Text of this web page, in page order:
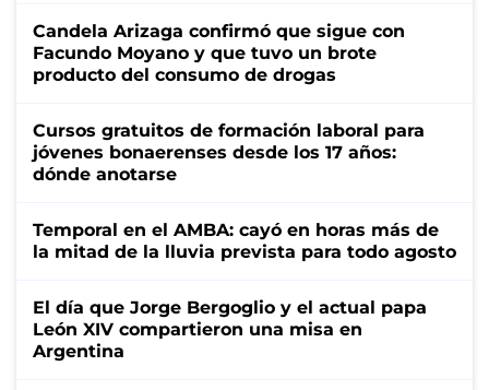
Candela Arizaga confirmó que sigue con
Facundo Moyano y que tuvo un brote
producto del consumo de drogas
Cursos gratuitos de formación laboral para
jóvenes bonaerenses desde los 17 años:
dónde anotarse
Temporal en el AMBA: cayó en horas más de
la mitad de la lluvia prevista para todo agosto
El día que Jorge Bergoglio y el actual papa
León XIV compartieron una misa en
Argentina